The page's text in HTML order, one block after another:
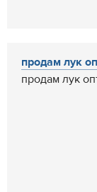
продам лук
продам лук